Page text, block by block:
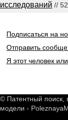
исследований //
Подписаться на
Отправить
Я этот человек
© Патентный поиск,
модели -